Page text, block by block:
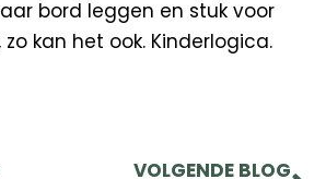
bord leggen en stuk voor
kan het ook. Kinderlogica.
VOLGENDE BLOG